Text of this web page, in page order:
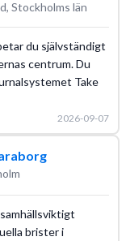
Stockholms län
du självständigt
centrum. Du
Take
2026-09-07
brister i